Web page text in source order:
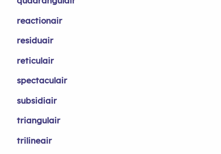
reactionair
residuair
reticulair
spectaculair
subsidiair
triangulair
trilineair